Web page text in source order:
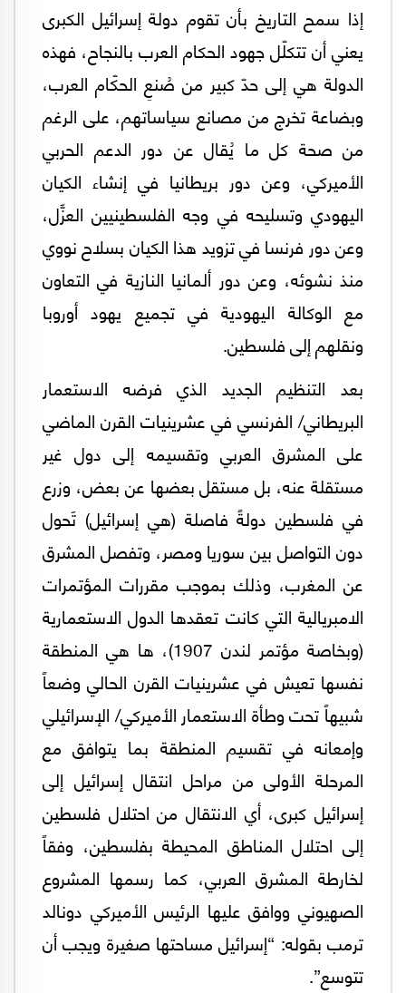
إذا سمح التاريخ بأن تقوم دولة إسرائيل الكبرى
يعني أن تتكلّل جهود الحكام العرب بالنجاح، فهذه
الدولة هي إلى حدّ كبير من صُنعِ الحكّام العرب،
وبضاعة تخرج من مصانع سياساتهم، على الرغم
من صحة كل ما يُقال عن دور الدعم الحربي
الأميركي، وعن دور بريطانيا في إنشاء الكيان
اليهودي وتسليحه في وجه الفلسطينيين العزَّل،
وعن دور فرنسا في تزويد هذا الكيان بسلاح نووي
منذ نشوئه، وعن دور ألمانيا النازية في التعاون
مع الوكالة اليهودية في تجميع يهود أوروبا
ونقلهم إلى فلسطين.
بعد التنظيم الجديد الذي فرضه الاستعمار
البريطاني/ الفرنسي في عشرينيات القرن الماضي
على المشرق العربي وتقسيمه إلى دول غير
مستقلة عنه، بل مستقل بعضها عن بعض، وزرع
في فلسطين دولةً فاصلة (هي إسرائيل) تَحول
دون التواصل بين سوريا ومصر، وتفصل المشرق
عن المغرب، وذلك بموجب مقررات المؤتمرات
الامبريالية التي كانت تعقدها الدول الاستعمارية
(وبخاصة مؤتمر لندن 1907)، ها هي المنطقة
نفسها تعيش في عشرينيات القرن الحالي وضعاً
شبيهاً تحت وطأة الاستعمار الأميركي/ الإسرائيلي
وإمعانه في تقسيم المنطقة بما يتوافق مع
المرحلة الأولى من مراحل انتقال إسرائيل إلى
إسرائيل كبرى، أي الانتقال من احتلال فلسطين
إلى احتلال المناطق المحيطة بفلسطين، وفقاً
لخارطة المشرق العربي، كما رسمها المشروع
الصهيوني ووافق عليها الرئيس الأميركي دونالد
ترمب بقوله: “إسرائيل مساحتها صغيرة ويجب أن
تتوسع”.